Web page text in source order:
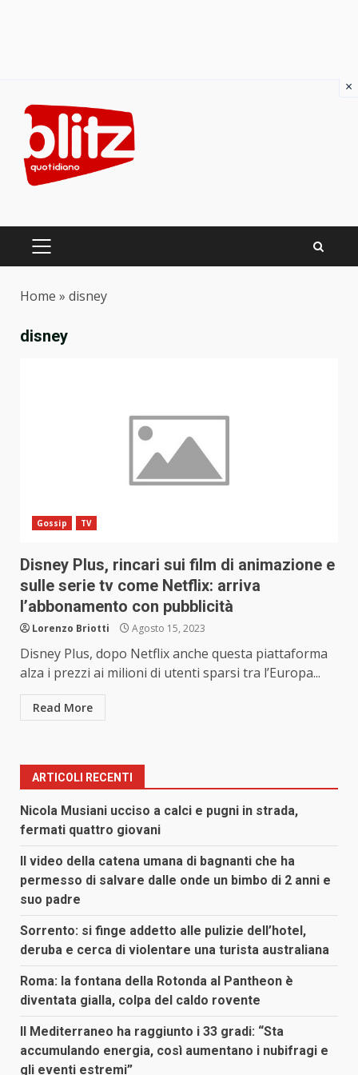
content
PRIMARY
Home » disney
disney
Gossip TV
Disney Plus, rincari sui film di animazione e
sulle serie tv come Netflix: arriva
l’abbonamento con pubblicità
Lorenzo Briotti Agosto 15, 2023
Disney Plus, dopo Netflix anche questa piattaforma
alza i prezzi ai milioni di utenti sparsi tra l’Europa...
Read More
ARTICOLI RECENTI
Nicola Musiani ucciso a calci e pugni in strada,
fermati quattro giovani
Il video della catena umana di bagnanti che ha
permesso di salvare dalle onde un bimbo di 2 anni e
suo padre
Sorrento: si finge addetto alle pulizie dell’hotel,
deruba e cerca di violentare una turista australiana
Roma: la fontana della Rotonda al Pantheon è
diventata gialla, colpa del caldo rovente
Il Mediterraneo ha raggiunto i 33 gradi: “Sta
accumulando energia, così aumentano i nubifragi e
gli eventi estremi”
×